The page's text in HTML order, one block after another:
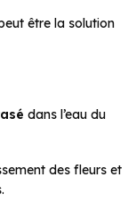
être la solution
dans l’eau du
des fleurs et